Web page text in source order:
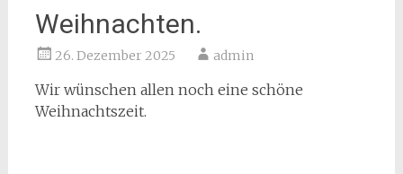
Weihnachten.
26. Dezember 2025 admin
Wir wünschen allen noch eine schöne
Weihnachtszeit.